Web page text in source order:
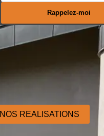
NOS REALISATIONS